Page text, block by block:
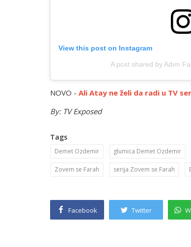
View this post on Instagram
A post shared by Adım
NOVO - Ali Atay ne želi da radi u TV
By: TV Exposed
Tags
Demet Ozdemir glumica Demet Ozdemir
Zovem se Farah serija Zovem se Farah
Facebook Twitter